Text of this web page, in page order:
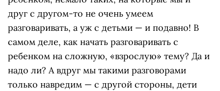
друг с другом-то не очень умеем
разговаривать, а уж с детьми — и подавно! В
самом деле, как начать разговаривать с
ребенком на сложную, «взрослую» тему? Да и
надо ли? А вдруг мы такими разговорами
только навредим — с другой стороны, дети